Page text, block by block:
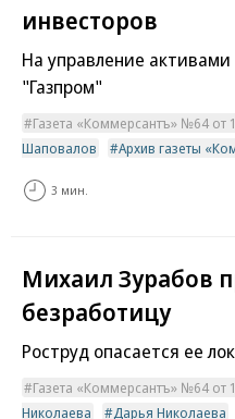
инвесторов
На управление
"Газпром"
Газета «Коммерсантъ» №64 от
Шаповалов
Архив газеты
3 мин.
Михаил Зурабов
безработицу
Роструд опасается ее
Газета «Коммерсантъ» №64 от
Николаева
Дарья Николаева